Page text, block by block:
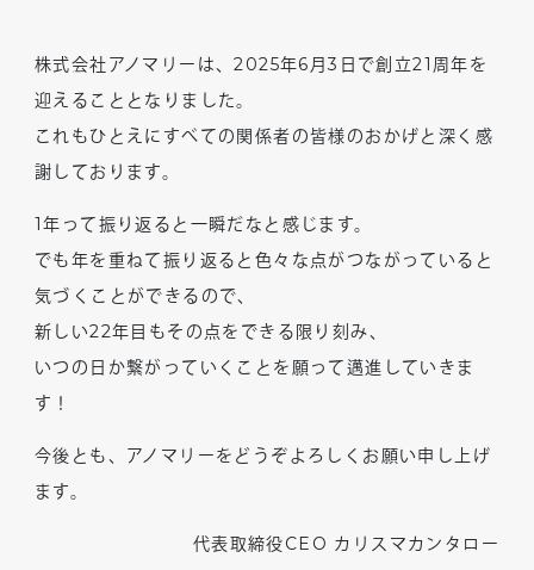
株式会社アノマリーは、2025年6月3日で創立21周年を
迎えることとなりました。
これもひとえにすべての関係者の皆様のおかげと深く感
謝しております。
1年って振り返ると一瞬だなと感じます。
でも年を重ねて振り返ると色々な点がつながっていると
気づくことができるので、
新しい22年目もその点をできる限り刻み、
いつの日か繋がっていくことを願って邁進していきま
す！
今後とも、アノマリーをどうぞよろしくお願い申し上げ
ます。
代表取締役CEO カリスマカンタロー